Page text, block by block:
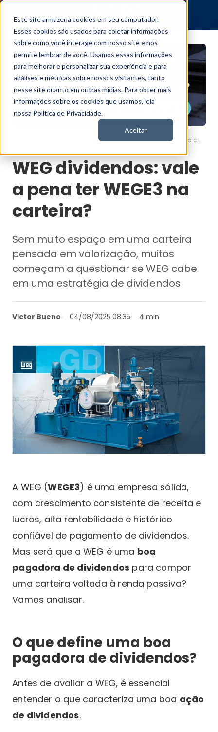
Este site armazena cookies em seu computador.
Esses cookies são usados para coletar informações
sobre como você interage com nosso site e nos
permite lembrar de você. Usamos essas informações
para melhorar e personalizar sua experiência e para
análises e métricas sobre nossos visitantes, tanto
nesse site quanto em outras mídias. Para obter mais
informações sobre os cookies que usamos, leia
nossa Política de Privacidade.
Aceitar
WEG dividendos: vale a pena ter WEGE3 na carteira?
WEG dividendos: vale
a pena ter WEGE3 na
carteira?
Sem muito espaço em uma carteira
pensada em valorização, muitos
começam a questionar se WEG cabe
em uma estratégia de dividendos
Victor Bueno 04/08/2025 08:35 4 min
A WEG (WEGE3) é uma empresa sólida,
com crescimento consistente de receita e
lucros, alta rentabilidade e histórico
confiável de pagamento de dividendos.
Mas será que a WEG é uma boa
pagadora de dividendos para compor
uma carteira voltada à renda passiva?
Vamos analisar.
O que define uma boa
pagadora de dividendos?
Antes de avaliar a WEG, é essencial
entender o que caracteriza uma boa ação
de dividendos.